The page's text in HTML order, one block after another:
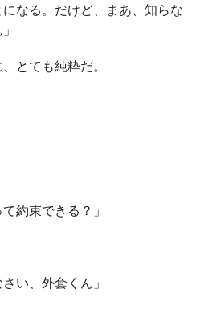
になる。だけど、まあ、知らな
とても純粋だ。
約束できる？」
い、外套くん」